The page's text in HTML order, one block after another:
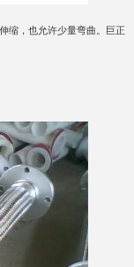
缩，也允许少量弯曲。巨正